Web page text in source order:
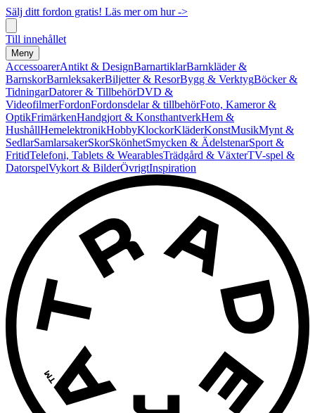
Sälj ditt fordon gratis! Läs mer om hur ->
Till innehållet
Meny
AccessoarerAntikt & DesignBarnartiklarBarnkläder &
BarnskorBarnleksakerBiljetter & ResorBygg & VerktygBöcker &
TidningarDatorer & TillbehörDVD &
VideofilmerFordonFordonsdelar & tillbehörFoto, Kameror &
OptikFrimärkenHandgjort & KonsthantverkHem &
HushållHemelektronikHobbyKlockorKläderKonstMusikMynt &
SedlarSamlarsakerSkorSkönhetSmycken & ÄdelstenarSport &
FritidTelefoni, Tablets & WearablesTrädgård & VäxterTV-spel &
DatorspelVykort & BilderÖvrigtInspiration